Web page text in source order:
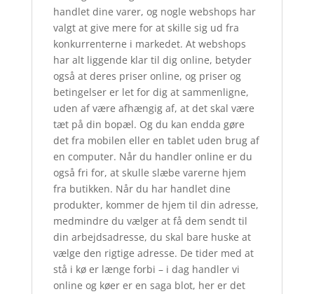
handlet dine varer, og nogle webshops har
valgt at give mere for at skille sig ud fra
konkurrenterne i markedet. At webshops
har alt liggende klar til dig online, betyder
også at deres priser online, og priser og
betingelser er let for dig at sammenligne,
uden af være afhængig af, at det skal være
tæt på din bopæl. Og du kan endda gøre
det fra mobilen eller en tablet uden brug af
en computer. Når du handler online er du
også fri for, at skulle slæbe varerne hjem
fra butikken. Når du har handlet dine
produkter, kommer de hjem til din adresse,
medmindre du vælger at få dem sendt til
din arbejdsadresse, du skal bare huske at
vælge den rigtige adresse. De tider med at
stå i kø er længe forbi – i dag handler vi
online og køer er en saga blot, her er det